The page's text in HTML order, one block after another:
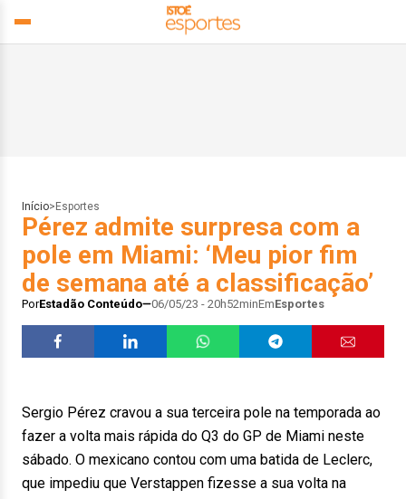
Início> Esportes
Pérez admite surpresa com a
pole em Miami: ‘Meu pior fim
de semana até a classificação’
PorEstadão Conteúdo 06/05/23 - 20h52minEmEsportes
Sergio Pérez cravou a sua terceira pole na temporada ao
fazer a volta mais rápida do Q3 do GP de Miami neste
sábado. O mexicano contou com uma batida de Leclerc,
que impediu que Verstappen fizesse a sua volta na